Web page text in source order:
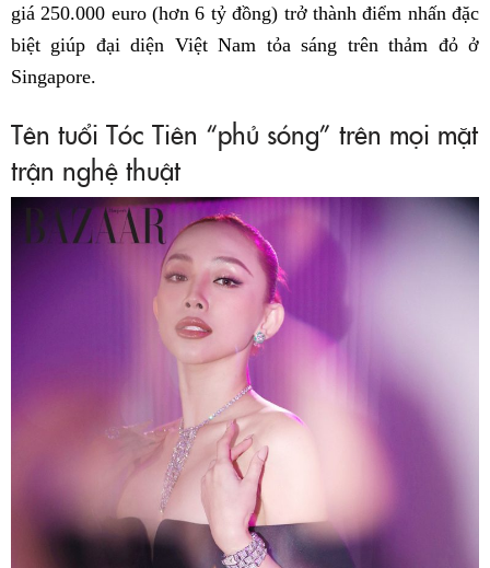
giá 250.000 euro (hơn 6 tỷ đồng) trở thành điểm nhấn đặc
biệt giúp đại diện Việt Nam tỏa sáng trên thảm đỏ ở
Singapore.
Tên tuổi Tóc Tiên “phủ sóng” trên mọi mặt
trận nghệ thuật